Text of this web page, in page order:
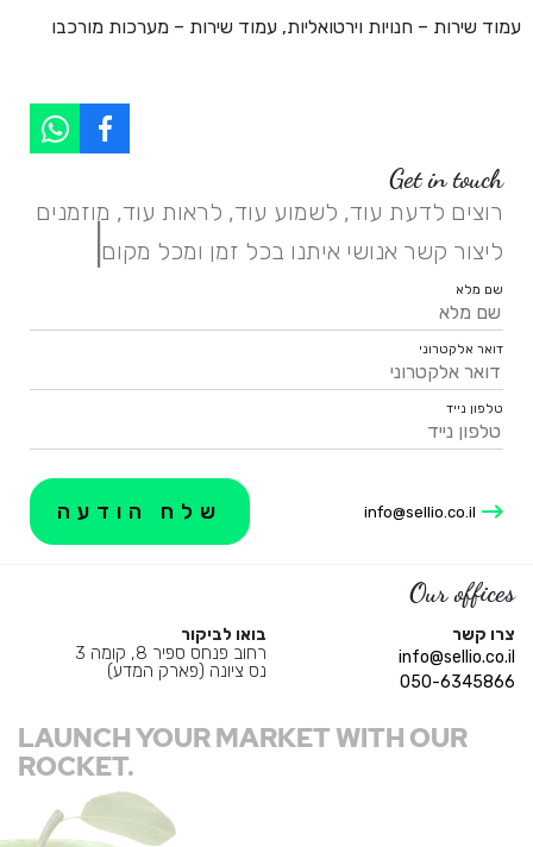
עמוד שירות – חנויות וירטואליות, עמוד שירות – מערכות מורכבו
Get in touch
רוצים לדעת עוד, לשמוע עוד, לראות עוד, מוזמנים
ליצור קשר אנושי איתנו בכל זמן ומכל מקום.
|
שם מלא
דואר אלקטרוני
טלפון נייד
info@sellio.co.il
Our offices
צרו קשר
info@sellio.co.il
050-6345866
בואו לביקור
רחוב פנחס ספיר 8, קומה 3
נס ציונה (פארק המדע)
LAUNCH YOUR MARKET WITH OUR
ROCKET.